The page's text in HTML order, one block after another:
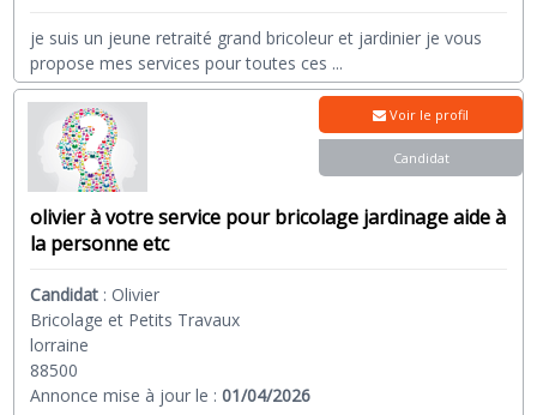
je suis un jeune retraité grand bricoleur et jardinier je vous
propose mes services pour toutes ces ...
olivier à votre service pour bricolage jardinage aide à
la personne etc
Candidat :Olivier
Bricolage et Petits Travaux
lorraine
88500
Annonce mise à jour le :01/04/2026
Voir le profil
Candidat